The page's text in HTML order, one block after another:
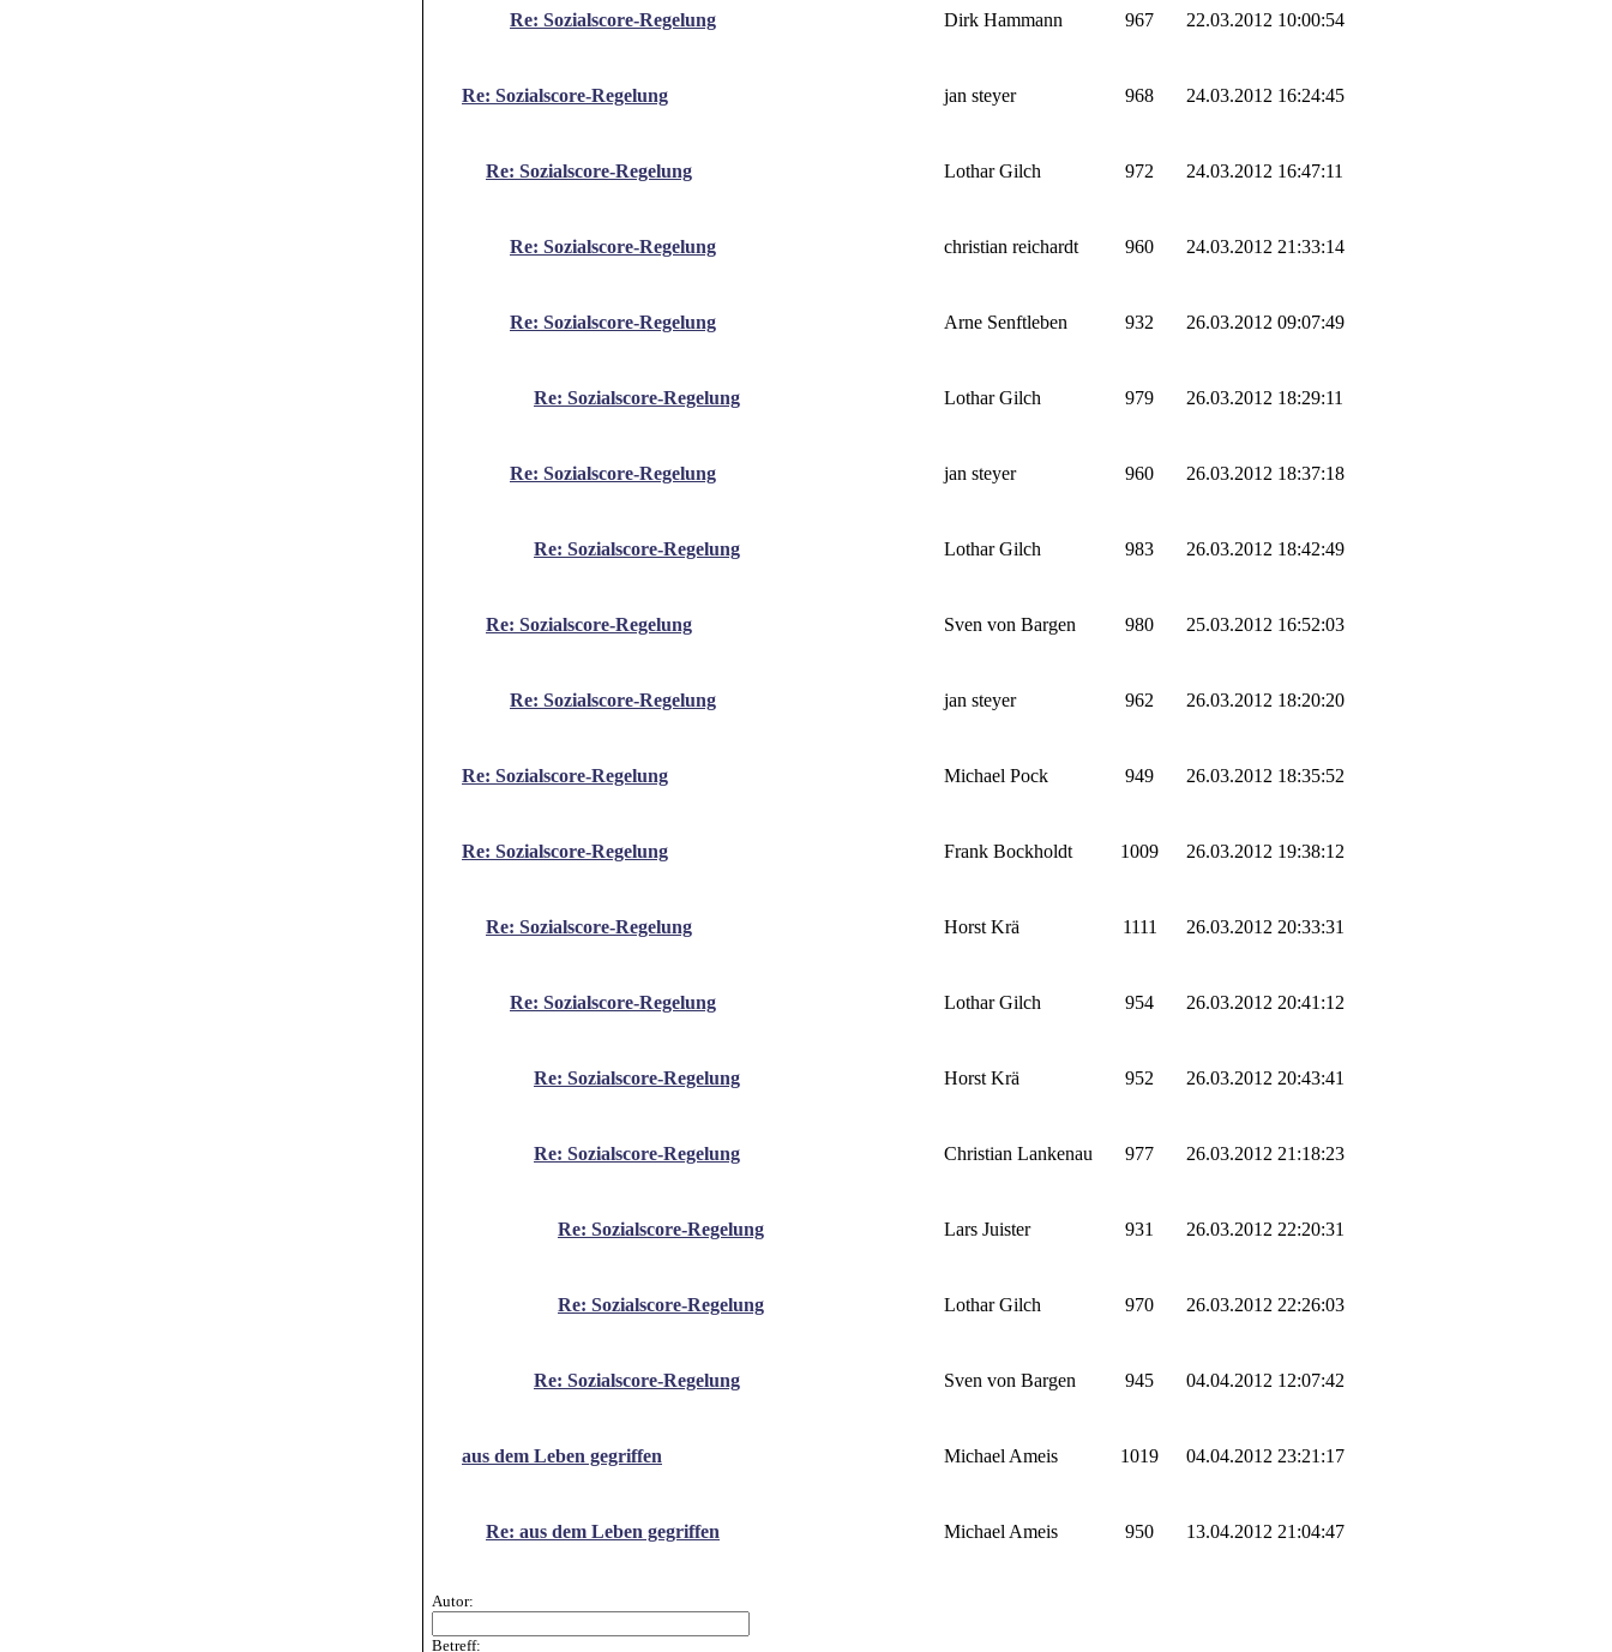
Re: Sozialscore-Regelung Dirk Hammann 967 22.03.2012 10:00:54
Re: Sozialscore-Regelung jan steyer 968 24.03.2012 16:24:45
Re: Sozialscore-Regelung Lothar Gilch 972 24.03.2012 16:47:11
Re: Sozialscore-Regelung christian reichardt 960 24.03.2012 21:33:14
Re: Sozialscore-Regelung Arne Senftleben 932 26.03.2012 09:07:49
Re: Sozialscore-Regelung Lothar Gilch 979 26.03.2012 18:29:11
Re: Sozialscore-Regelung jan steyer 960 26.03.2012 18:37:18
Re: Sozialscore-Regelung Lothar Gilch 983 26.03.2012 18:42:49
Re: Sozialscore-Regelung Sven von Bargen 980 25.03.2012 16:52:03
Re: Sozialscore-Regelung jan steyer 962 26.03.2012 18:20:20
Re: Sozialscore-Regelung Michael Pock 949 26.03.2012 18:35:52
Re: Sozialscore-Regelung Frank Bockholdt 1009 26.03.2012 19:38:12
Re: Sozialscore-Regelung Horst Krä 1111 26.03.2012 20:33:31
Re: Sozialscore-Regelung Lothar Gilch 954 26.03.2012 20:41:12
Re: Sozialscore-Regelung Horst Krä 952 26.03.2012 20:43:41
Re: Sozialscore-Regelung Christian Lankenau 977 26.03.2012 21:18:23
Re: Sozialscore-Regelung Lars Juister 931 26.03.2012 22:20:31
Re: Sozialscore-Regelung Lothar Gilch 970 26.03.2012 22:26:03
Re: Sozialscore-Regelung Sven von Bargen 945 04.04.2012 12:07:42
aus dem Leben gegriffen Michael Ameis 1019 04.04.2012 23:21:17
Re: aus dem Leben gegriffen Michael Ameis 950 13.04.2012 21:04:47
Autor:
Betreff: